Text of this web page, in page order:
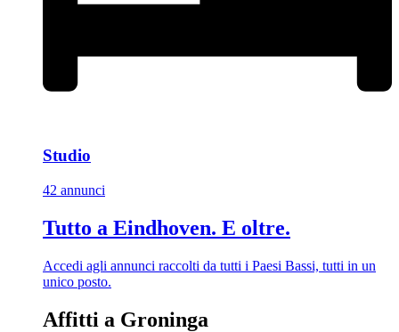
Studio
42 annunci
Tutto a Eindhoven. E oltre.
Accedi agli annunci raccolti da tutti i Paesi Bassi, tutti in un
unico posto.
Affitti a Groninga